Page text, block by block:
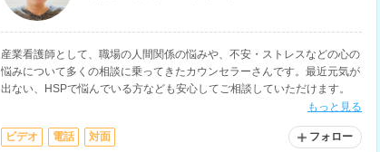
産業看護師として、職場の人間関係の悩みや、不安・ストレスなどの心の
悩みについて多くの相談に乗ってきたカウンセラーさんです。最近元気が
出ない、HSPで悩んでいる方なども安心してご相談していただけます。
もっと見る
ビデオ 電話 対面 フォロー